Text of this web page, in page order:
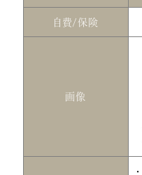
自費/保険
画像